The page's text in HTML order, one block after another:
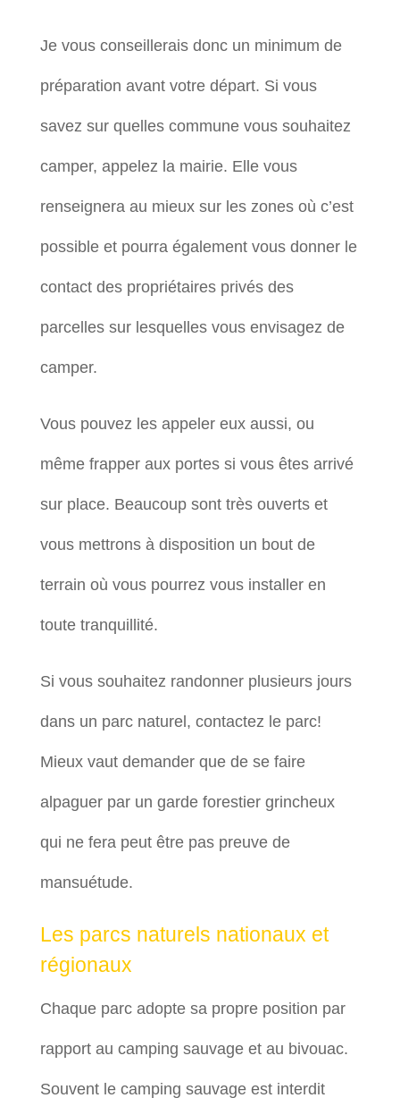
Je vous conseillerais donc un minimum de
préparation avant votre départ. Si vous
savez sur quelles commune vous souhaitez
camper, appelez la mairie. Elle vous
renseignera au mieux sur les zones où c’est
possible et pourra également vous donner le
contact des propriétaires privés des
parcelles sur lesquelles vous envisagez de
camper.
Vous pouvez les appeler eux aussi, ou
même frapper aux portes si vous êtes arrivé
sur place. Beaucoup sont très ouverts et
vous mettrons à disposition un bout de
terrain où vous pourrez vous installer en
toute tranquillité.
Si vous souhaitez randonner plusieurs jours
dans un parc naturel, contactez le parc!
Mieux vaut demander que de se faire
alpaguer par un garde forestier grincheux
qui ne fera peut être pas preuve de
mansuétude.
Les parcs naturels nationaux et
régionaux
Chaque parc adopte sa propre position par
rapport au camping sauvage et au bivouac.
Souvent le camping sauvage est interdit